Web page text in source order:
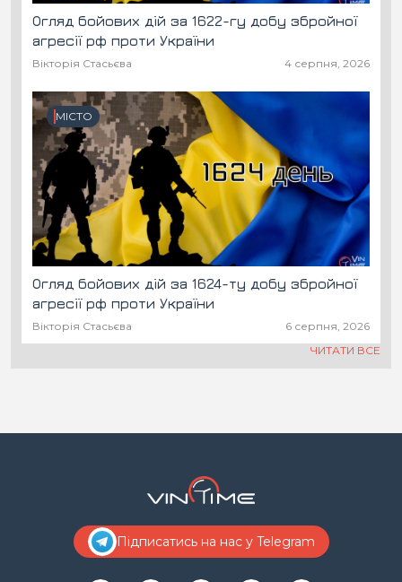
Огляд бойових дій за 1622-гу добу збройної
агресії рф проти України
Вікторія Стасьєва 4 серпня, 2026
МІСТО
Огляд бойових дій за 1624-ту добу збройної
агресії рф проти України
Вікторія Стасьєва
6 серпня, 2026
ЧИТАТИ ВСЕ
Підписатись на нас у Telegram